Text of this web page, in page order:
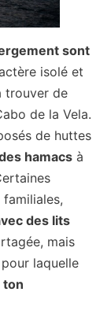
sont
isolé et
trouver de
de la Vela.
de huttes
hamacs à
des lits
mais
laquelle
ton